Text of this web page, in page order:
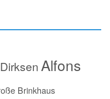
Alfons
Brinkhaus